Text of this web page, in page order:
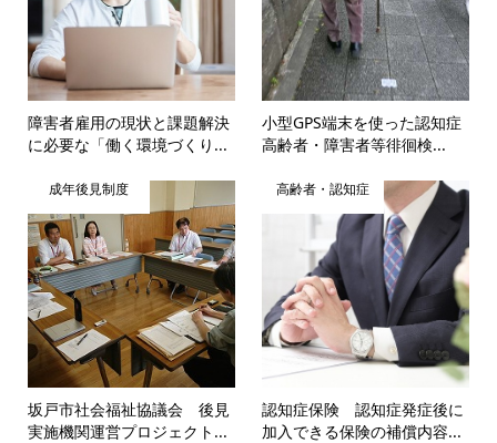
障害者雇用の現状と課題解決
に必要な「働く環境づくり...
小型GPS端末を使った認知症
高齢者・障害者等徘徊検...
成年後見制度
坂戸市社会福祉協議会 後見
実施機関運営プロジェクト...
高齢者・認知症
認知症保険 認知症発症後に
加入できる保険の補償内容...